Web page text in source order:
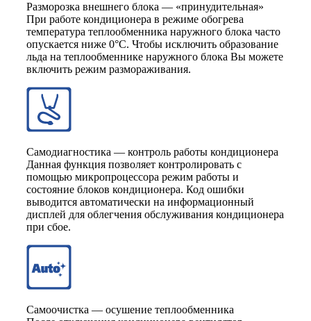
Разморозка внешнего блока — «принудительная»
При работе кондиционера в режиме обогрева
температура теплообменника наружного блока часто
опускается ниже 0°С. Чтобы исключить образование
льда на теплообменнике наружного блока Вы можете
включить режим размораживания.
Самодиагностика — контроль работы кондиционера
Данная функция позволяет контролировать с
помощью микропроцессора режим работы и
состояние блоков кондиционера. Код ошибки
выводится автоматически на информационный
дисплей для облегчения обслуживания кондиционера
при сбое.
Самоочистка — осушение теплообменника